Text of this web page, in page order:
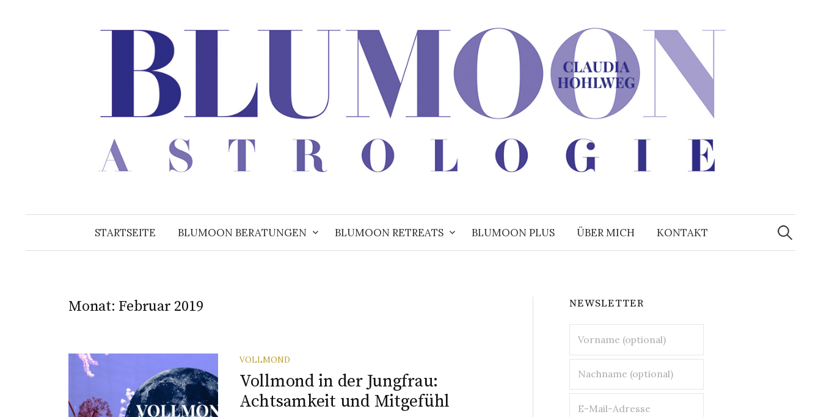
STARTSEITE BLUMOON BERATUNGEN BLUMOON RETREATS BLUMOON PLUS ÜBER MICH KONTAKT
Suchen
nach:
Monat: Februar 2019
VOLLMOND
Vollmond in der Jungfrau:
Achtsamkeit und Mitgefühl
NEWSLETTER